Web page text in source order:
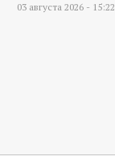
03 августа 2026 - 15:22